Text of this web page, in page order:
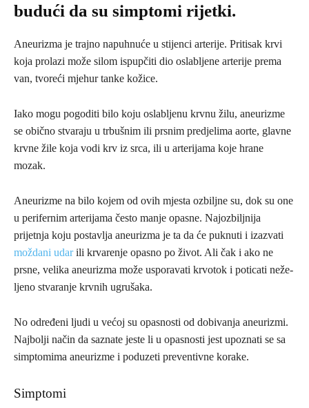
budući da su simptomi rijetki.
Aneurizma je trajno napuhnuće u stijenci arte­rije. Pritisak krvi
koja prolazi može silom ispupčiti dio oslabljene arterije prema
van, tvoreći mjehur tanke kožice.
Iako mogu pogoditi bilo koju oslabljenu krvnu žilu, aneurizme
se obično stvaraju u trbušnim ili prs­nim predjelima aorte, glavne
krvne žile koja vodi krv iz srca, ili u arterijama koje hrane
mozak.
Aneurizme na bilo kojem od ovih mjesta ozbiljne su, dok su one
u perifernim arterijama često manje opasne. Najozbiljnija
prijetnja koju postavlja aneurizma je ta da će puknuti i izazvati
moždani udarili krva­renje opasno po život. Ali čak i ako ne
prsne, velika aneurizma može usporavati krvotok i poticati neže­
ljeno stvaranje krvnih ugrušaka.
No određeni ljudi u većoj su opas­nosti od dobivanja aneurizmi.
Najbolji način da saznate jeste li u opasnosti jest upoznati se sa
simptomima aneurizme i poduzeti preventivne korake.
Simptomi